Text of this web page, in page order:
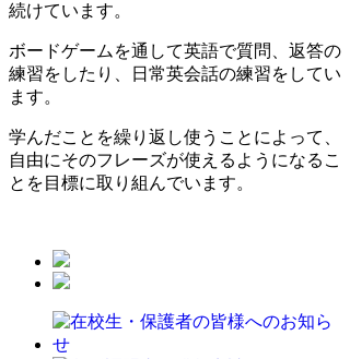
続けています。
ボードゲームを通して英語で質問、返答の
練習をしたり、日常英会話の練習をしてい
ます。
学んだことを繰り返し使うことによって、
自由にそのフレーズが使えるようになるこ
とを目標に取り組んでいます。